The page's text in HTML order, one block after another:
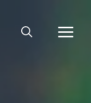
BÚSQUEDA
MÁS